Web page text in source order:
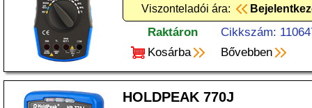
Viszonteladói ára:
Raktáron
Cikkszám:
Kosárba
Bővebben
HOLDPEAK 770J